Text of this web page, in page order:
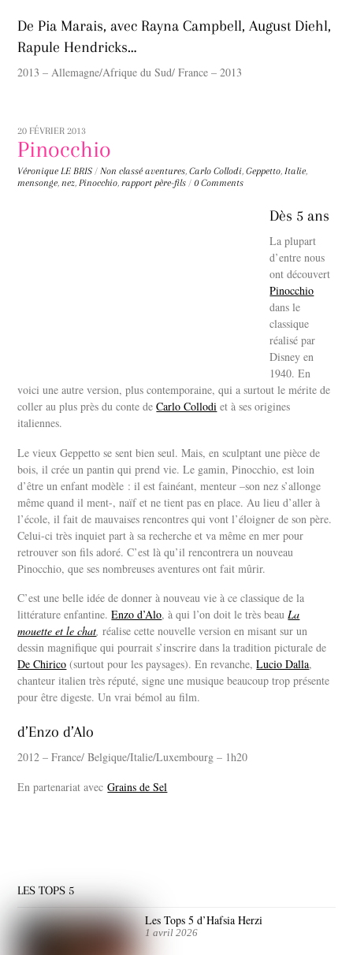
De Pia Marais, avec Rayna Campbell, August Diehl,
Rapule Hendricks…
2013 – Allemagne/Afrique du Sud/ France – 2013
20 FÉVRIER 2013
Pinocchio
Véronique LE BRIS / Non classé aventures,Carlo Collodi,Geppetto,Italie,
mensonge,nez,Pinocchio,rapport père-fils / 0 Comments
Dès 5 ans
La plupart
d’entre nous
ont découvert
Pinocchio
dans le
classique
réalisé par
Disney en
1940. En
voici une autre version, plus contemporaine, qui a surtout le mérite de
coller au plus près du conte deCarlo Collodi et à ses origines
italiennes.
Le vieux Geppetto se sent bien seul. Mais, en sculptant une pièce de
bois, il crée un pantin qui prend vie. Le gamin, Pinocchio, est loin
d’être un enfant modèle : il est fainéant, menteur –son nez s’allonge
même quand il ment-, naïf et ne tient pas en place. Au lieu d’aller à
l’école, il fait de mauvaises rencontres qui vont l’éloigner de son père.
Celui-ci très inquiet part à sa recherche et va même en mer pour
retrouver son fils adoré. C’est là qu’il rencontrera un nouveau
Pinocchio, que ses nombreuses aventures ont fait mûrir.
C’est une belle idée de donner à nouveau vie à ce classique de la
littérature enfantine.Enzo d’Alo, à qui l’on doit le très beauLa
mouette et le chat,réalise cette nouvelle version en misant sur un
dessin magnifique qui pourrait s’inscrire dans la tradition picturale de
De Chirico (surtout pour les paysages). En revanche,Lucio Dalla,
chanteur italien très réputé, signe une musique beaucoup trop présente
pour être digeste. Un vrai bémol au film.
d’Enzo d’Alo
2012 – France/ Belgique/Italie/Luxembourg – 1h20
En partenariat avecGrains de Sel
LES TOPS 5
Les Tops 5 d’Hafsia Herzi
1 avril 2026